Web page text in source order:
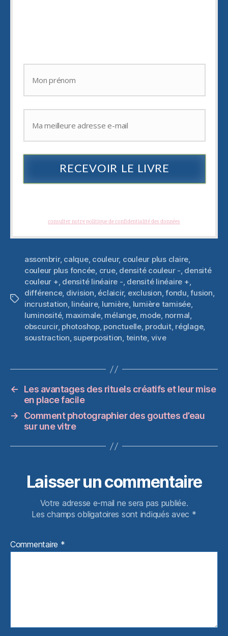
RECEVOIR LE LIVRE
consulter notre politique de confidentialité des données
Étiquettes
assombrir, calque, couleur, couleur plus claire,
couleur plus foncée, crue, densité couleur -, densité
couleur +, densité linéaire -, densité linéaire +,
différence, division, éclaicir, exclusion,fondu,fusion,
incrustation, linéaire, lumière, lumière tamisée,
luminosité, maximale, mélange, mode, normal,
obscurcir, photoshop, ponctuelle, produit, réglage,
soustraction, superposition, teinte, vive
←
Les avantages des rituels créatifs et leur mise
en place facile
→
Comment photographier des gouttes d’eau
sur une vitre
Laisser un commentaire
Votre adresse e-mail ne sera pas publiée.
Les champs obligatoires sont indiqués avec *
Commentaire *